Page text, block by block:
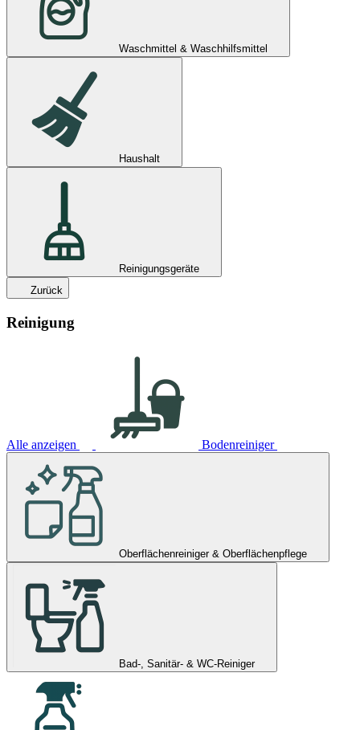
Waschmittel & Waschhilfsmittel
Haushalt
Reinigungsgeräte
Zurück
Reinigung
Alle anzeigen Bodenreiniger
Oberflächenreiniger & Oberflächenpflege
Bad-, Sanitär- & WC-Reiniger